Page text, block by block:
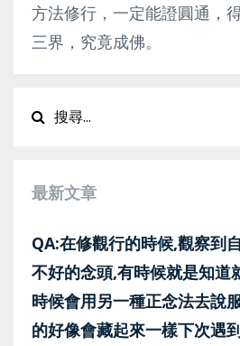
方法修行，一定能證圓通，
三界，究竟成佛。
最新文章
QA:在修觀行的時候,觀察到
不好的念頭,有時候就是知道
時候會用另一種正念法去說
的好像會藏起來一樣下次遇